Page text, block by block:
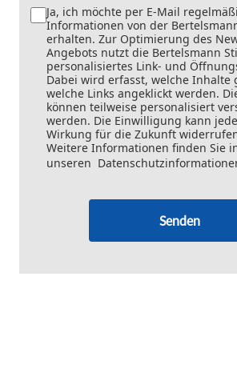
Ja, ich möchte per E-Mail
Informationen von der
erhalten. Zur Optimierung des
Angebots nutzt die Bertelsmann
personalisiertes Link- und
Dabei wird erfasst, welche Inhalte
welche Links angeklickt werden.
können teilweise personalisiert
werden. Die Einwilligung kann
Wirkung für die Zukunft
Weitere Informationen finden Sie
unseren
Senden